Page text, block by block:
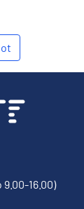
16.00)